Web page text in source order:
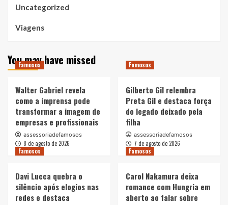
Uncategorized
Viagens
You may have missed
Famosos
Walter Gabriel revela
como a imprensa pode
transformar a imagem de
empresas e profissionais
assessoriadefamosos
8 de agosto de 2026
Famosos
Gilberto Gil relembra
Preta Gil e destaca força
do legado deixado pela
filha
assessoriadefamosos
7 de agosto de 2026
Famosos
Davi Lucca quebra o
silêncio após elogios nas
redes e destaca
Famosos
Carol Nakamura deixa
romance com Hungria em
aberto ao falar sobre